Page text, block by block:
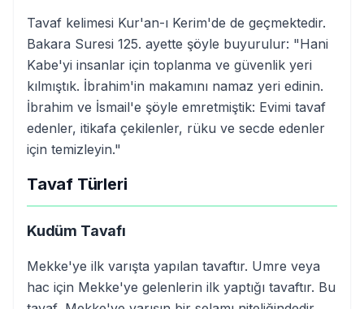
Tavaf kelimesi Kur'an-ı Kerim'de de geçmektedir.
Bakara Suresi 125. ayette şöyle buyurulur: "Hani
Kabe'yi insanlar için toplanma ve güvenlik yeri
kılmıştık. İbrahim'in makamını namaz yeri edinin.
İbrahim ve İsmail'e şöyle emretmiştik: Evimi tavaf
edenler, itikafa çekilenler, rüku ve secde edenler
için temizleyin."
Tavaf Türleri
Kudüm Tavafı
Mekke'ye ilk varışta yapılan tavaftır. Umre veya
hac için Mekke'ye gelenlerin ilk yaptığı tavaftır. Bu